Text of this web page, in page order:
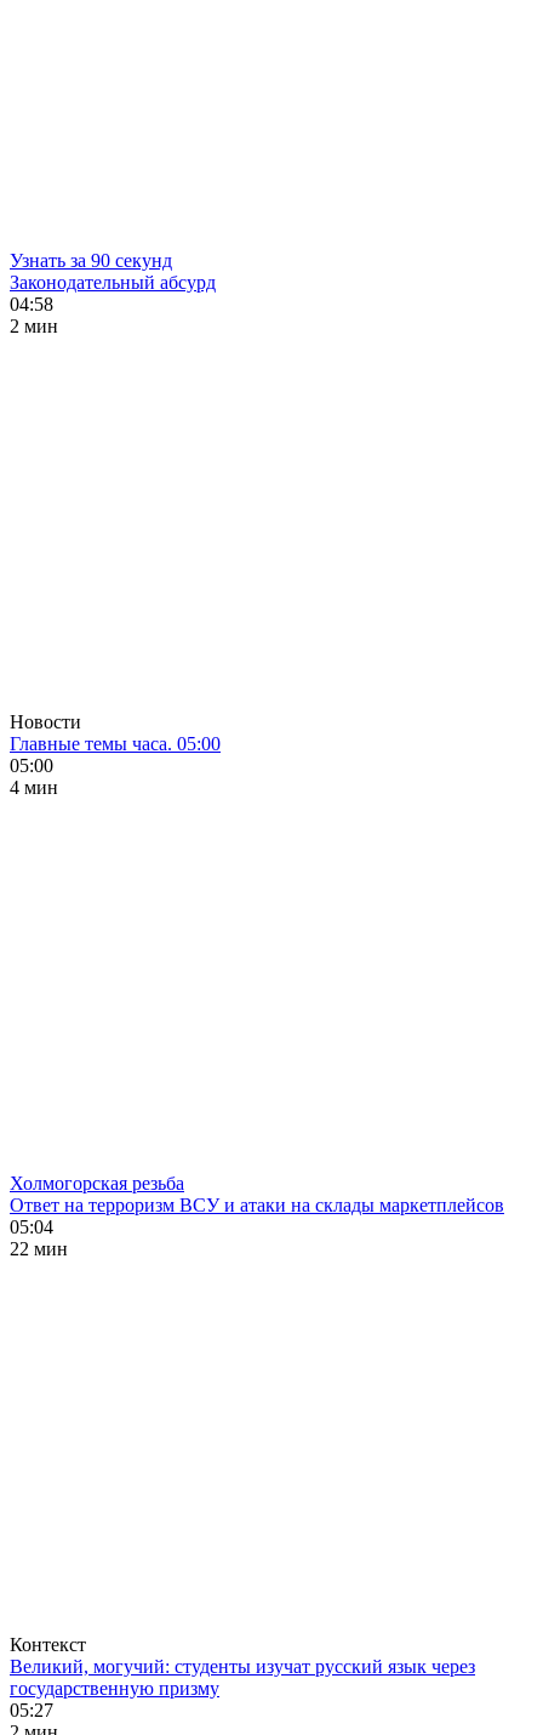
Узнать за 90 секунд
Законодательный абсурд
04:58
2 мин
Новости
Главные темы часа. 05:00
05:00
4 мин
Холмогорская резьба
Ответ на терроризм ВСУ и атаки на склады маркетплейсов
05:04
22 мин
Контекст
Великий, могучий: студенты изучат русский язык через
государственную призму
05:27